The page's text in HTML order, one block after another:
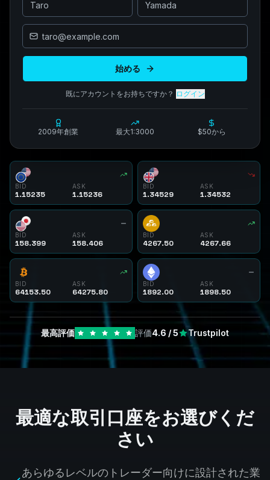
始める
既にアカウントをお持ちですか？ ログイン
2009年創業 最大1:3000 $50から
BID
1.15235
ASK
1.15236
BID
1.34529
ASK
1.34532
BID
158.399
ASK
158.406
BID
4267.50
ASK
4267.66
BID
64153.50
ASK
64275.80
BID
1892.00
ASK
1898.50
最高評価 評価4.6 / 5 Trustpilot
最適な取引口座をお選びくだ
さい
あらゆるレベルのトレーダー向けに設計された業